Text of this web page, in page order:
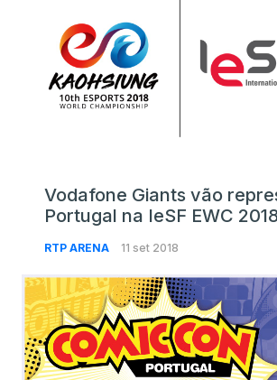
Vodafone Giants vão
Portugal na IeSF EWC
RTP ARENA 11 set 2018